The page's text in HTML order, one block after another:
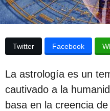
p
u
b
l
a
Twitter Facebook
La astrología es un
cautivado a la
basa en la creencia